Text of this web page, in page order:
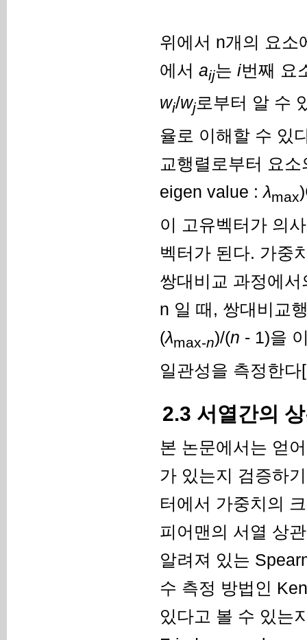
위에서 n개의 요소
에서 aij는 i번째 요
wi/wj로부터 알 수
율로 이해할 수 있
교행렬로부터 요
eigen value :λmax
이 고유벡터가 의
벡터가 된다. 가중
쌍대비교 과정에
n 일 때, 쌍대비교
(λmax-n)/(n - 1)을
일관성을 측정한다[
2.3 서열간의
본 논문에서는 얻
가 있는지 검증하
터에서 가중치의
피어맨의 서열 상
알려져 있는
수 측정 방법인
있다고 볼 수 있는